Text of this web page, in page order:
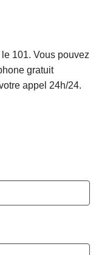
101. Vous pouvez
gratuit
appel 24h/24.